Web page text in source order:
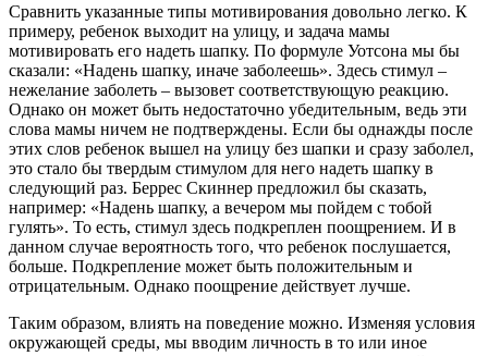
Сравнить указанные типы мотивирования довольно легко. К
примеру, ребенок выходит на улицу, и задача мамы
мотивировать его надеть шапку. По формуле Уотсона мы бы
сказали: «Надень шапку, иначе заболеешь». Здесь стимул –
нежелание заболеть – вызовет соответствующую реакцию.
Однако он может быть недостаточно убедительным, ведь эти
слова мамы ничем не подтверждены. Если бы однажды после
этих слов ребенок вышел на улицу без шапки и сразу заболел,
это стало бы твердым стимулом для него надеть шапку в
следующий раз. Беррес Скиннер предложил бы сказать,
например: «Надень шапку, а вечером мы пойдем с тобой
гулять». То есть, стимул здесь подкреплен поощрением. И в
данном случае вероятность того, что ребенок послушается,
больше. Подкрепление может быть положительным и
отрицательным. Однако поощрение действует лучше.
Таким образом, влиять на поведение можно. Изменяя условия
окружающей среды, мы вводим личность в то или иное